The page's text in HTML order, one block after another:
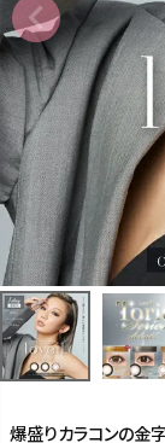
爆盛りカラコンの金